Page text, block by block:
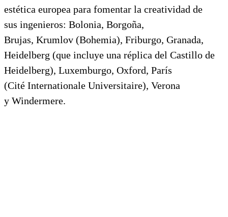
estética europea para fomentar la creatividad de
sus ingenieros: Bolonia, Borgoña,
Brujas, Krumlov (Bohemia), Friburgo, Granada,
Heidelberg (que incluye una réplica del Castillo de
Heidelberg), Luxemburgo, Oxford, París
(Cité Internationale Universitaire), Verona
y Windermere.